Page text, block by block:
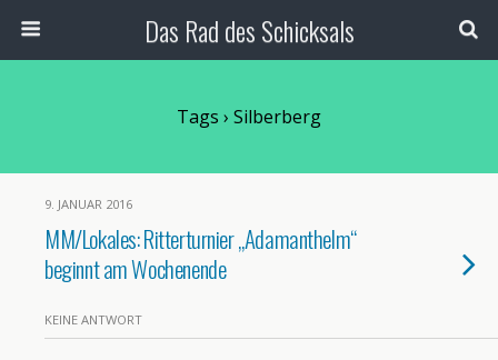
Das Rad des Schicksals
Tags › Silberberg
9. JANUAR 2016
MM/Lokales: Ritterturnier „Adamanthelm“
beginnt am Wochenende
KEINE ANTWORT